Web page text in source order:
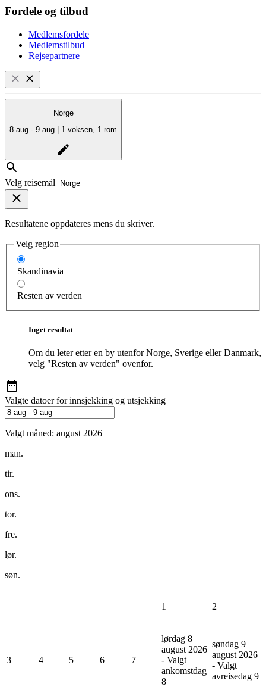
Fordele og tilbud
Medlemsfordele
Medlemstilbud
Rejsepartnere
Norge
8 aug - 9 aug | 1 voksen, 1 rom
Velg reisemål
Resultatene oppdateres mens du skriver.
Velg region
Skandinavia
Resten av verden
Inget resultat
Om du leter etter en by utenfor Norge, Sverige eller Danmark,
velg "Resten av verden" ovenfor.
Valgte datoer for innsjekking og utsjekking
Valgt måned: august 2026
man.
tir.
ons.
tor.
fre.
lør.
søn.
1 2
3 4 5 6 7
lørdag 8
august 2026
- Valgt
ankomstdag
8
søndag 9
august 2026
- Valgt
avreisedag 9